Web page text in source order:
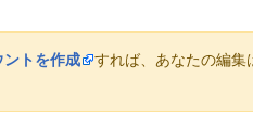
ントを作成
すれば、あなたの編集